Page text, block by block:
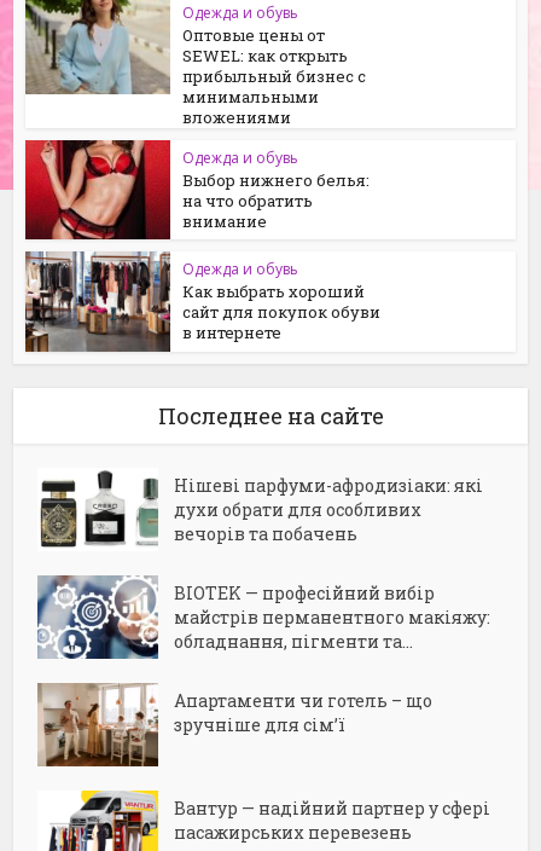
Одежда и обувь
Оптовые цены от
SEWEL: как открыть
прибыльный бизнес с
минимальными
вложениями
Одежда и обувь
Выбор нижнего белья:
на что обратить
внимание
Одежда и обувь
Как выбрать хороший
сайт для покупок обуви
в интернете
Последнее на сайте
Нішеві парфуми-афродизіаки: які
духи обрати для особливих
вечорів та побачень
BIOTEK — професійний вибір
майстрів перманентного макіяжу:
обладнання, пігменти та...
Апартаменти чи готель – що
зручніше для сім’ї
Вантур — надійний партнер у сфері
пасажирських перевезень